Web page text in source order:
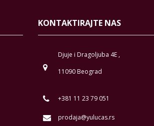
KONTAKTIRAJTE NAS
Djuje i Dragoljuba 4E ,
11090 Beograd
+381 11 23 79 051
prodaja@yulucas.rs